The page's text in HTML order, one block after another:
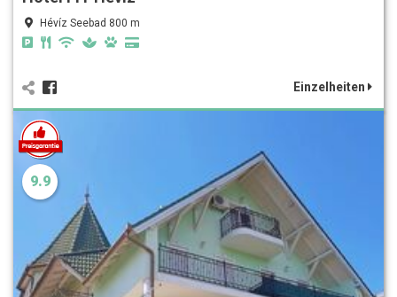
Hévíz Seebad 800 m
Einzelheiten
9.9